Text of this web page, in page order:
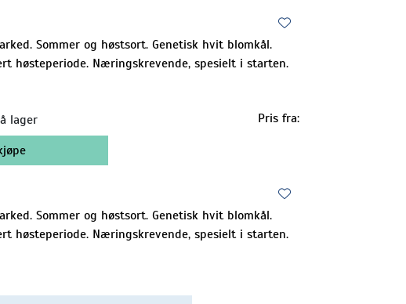
Sommer og høstsort. Genetisk hvit blomkål.
høsteperiode. Næringskrevende, spesielt i starten.
lager Pris fra:
Sommer og høstsort. Genetisk hvit blomkål.
høsteperiode. Næringskrevende, spesielt i starten.